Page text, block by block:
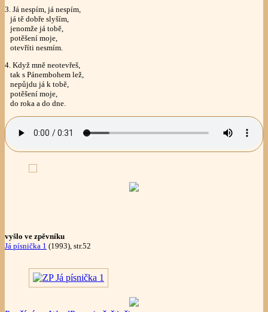
3. Já nespím, já nespím,
já tě dobře slyším,
jenomže já tobě,
potěšení moje,
otevříti nesmím.
4. Když mně neotevřeš,
tak s Pánembohem lež,
nepůjdu já k tobě,
potěšení moje,
do roka a do dne.
vyšlo ve zpěvníku
Já písnička 1 (1993), str.52